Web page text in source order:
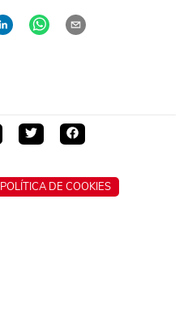
POLÍTICA DE COOKIES